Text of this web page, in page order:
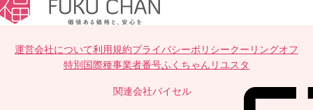
運営会社について利用規約プライバシーポリシークーリングオフ
特別国際種事業者番号ふくちゃんリユスタ
関連会社バイセル